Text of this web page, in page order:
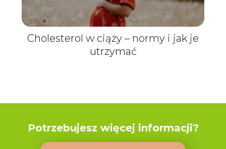
Cholesterol w ciąży – normy i jak je
utrzymać
Potrzebujesz więcej informacji?